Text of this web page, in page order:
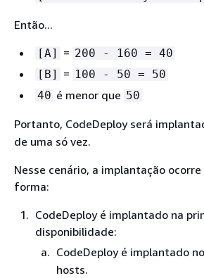
Então...
[A] = 200 - 160 = 40
[B]
= 100 - 50 = 50
40 é menor que 50
Portanto, CodeDeploy será
de uma só vez.
Nesse cenário, a implantação
forma:
CodeDeploy é implantado na
disponibilidade:
CodeDeploy é implantado
hosts.